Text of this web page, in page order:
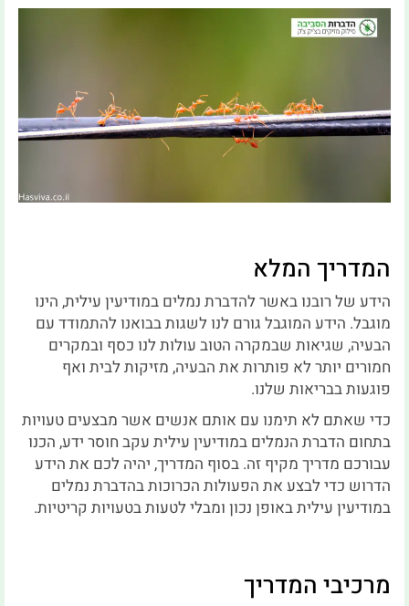
המדריך המלא
הידע של רובנו באשר להדברת נמלים במודיעין עילית, הינו
מוגבל. הידע המוגבל גורם לנו לשגות בבואנו להתמודד עם
הבעיה, שגיאות שבמקרה הטוב עולות לנו כסף ובמקרים
חמורים יותר לא פותרות את הבעיה, מזיקות לבית ואף
פוגעות בבריאות שלנו.
כדי שאתם לא תימנו עם אותם אנשים אשר מבצעים טעויות
בתחום הדברת הנמלים במודיעין עילית עקב חוסר ידע, הכנו
עבורכם מדריך מקיף זה. בסוף המדריך, יהיה לכם את הידע
הדרוש כדי לבצע את הפעולות הכרוכות בהדברת נמלים
במודיעין עילית באופן נכון ומבלי לטעות בטעויות קריטיות.
מרכיבי המדריך